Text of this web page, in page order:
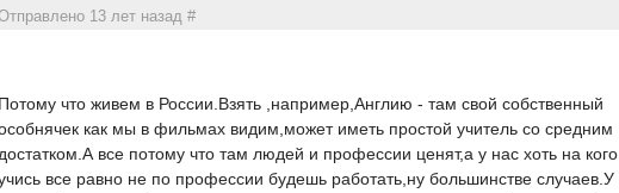
13 лет назад#
Потому что живем в России.Взять ,например,Англию - там свой собственный
как мы в фильмах видим,может иметь простой учитель со средним
достатком.А все потому что там людей и профессии ценят,а у нас хоть на кого
все равно не по профессии будешь работать,ну большинстве случаев.У